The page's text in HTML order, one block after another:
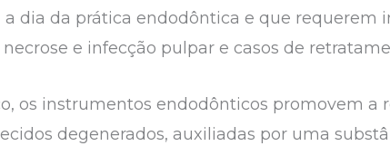
dia da prática endodôntica e que requerem
e infecção pulpar e casos de
os instrumentos endodônticos promovem a
degenerados, auxiliadas por uma